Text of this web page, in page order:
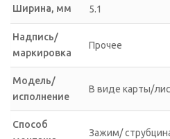
Ширина, мм 5.1
Надпись/
маркировка
Прочее
Модель/
исполнение
В виде карты/
Способ
Зажим/